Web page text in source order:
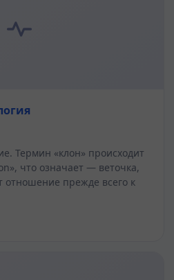
Термин «клон» происходит
что означает — веточка,
отношение прежде всего к